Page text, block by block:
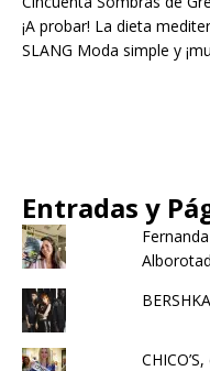
¡A probar! La dieta
SLANG Moda simple y
Entradas y